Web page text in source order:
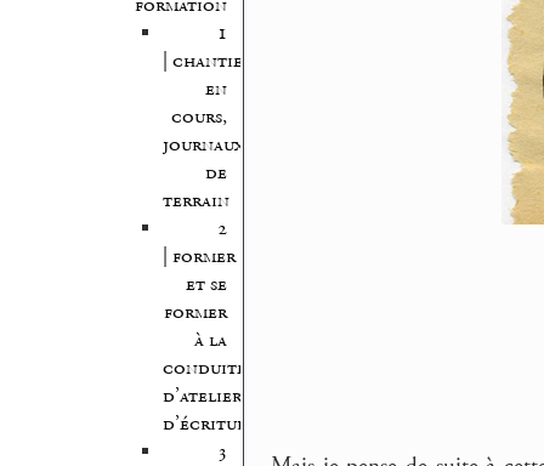
formation
1
| chantiers
en
cours,
journaux
de
terrain
2
| former
et se
former
à la
conduite
d’atelier
d’écriture
3